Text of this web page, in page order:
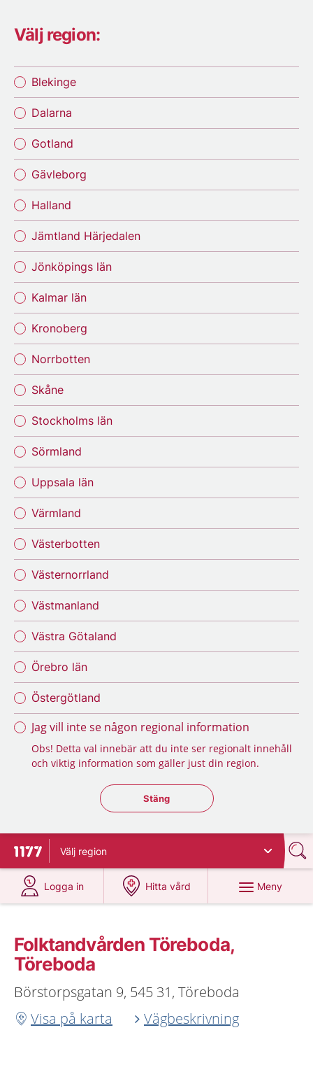
Välj region:
Blekinge
Dalarna
Gotland
Gävleborg
Halland
Jämtland Härjedalen
Jönköpings län
Kalmar län
Kronoberg
Norrbotten
Skåne
Stockholms län
Sörmland
Uppsala län
Värmland
Västerbotten
Västernorrland
Västmanland
Västra Götaland
Örebro län
Östergötland
Jag vill inte se någon regional information
Obs! Detta val innebär att du inte ser regionalt innehåll
och viktig information som gäller just din region.
Stäng regionsväljaren
Stäng
Till startsidan för 1177
Välj region
Logga in
på 1177.se
Hitta vård
på 1177.se
Meny
Folktandvården Töreboda,
Töreboda
Börstorpsgatan 9, 545 31, Töreboda
Visa på karta
Vägbeskrivning